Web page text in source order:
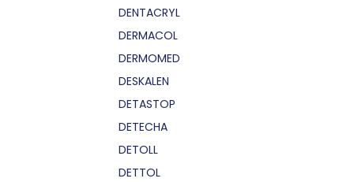
DENTACRYL
DERMACOL
DERMOMED
DESKALEN
DETASTOP
DETECHA
DETOLL
DETTOL